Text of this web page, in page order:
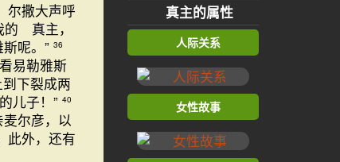
撒大声呼
的 真主，
呢。” 36
易勒雅斯
下裂成两
儿子！” 40
尔彦，以
此外，还有
真主的属性
人际关系
女性故事